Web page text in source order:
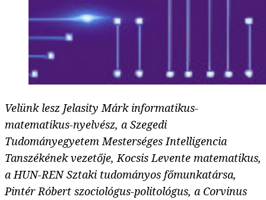
Velünk lesz Jelasity Márk informatikus-
matematikus-nyelvész, a Szegedi
Tudományegyetem Mesterséges Intelligencia
Tanszékének vezetője, Kocsis Levente matematikus,
a HUN-REN Sztaki tudományos főmunkatársa,
Pintér Róbert szociológus-politológus, a Corvinus